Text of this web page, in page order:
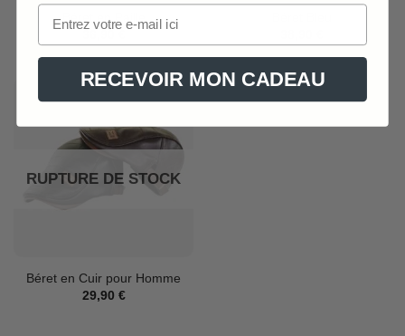
Béret en Paille
RUPTURE DE STOCK
Béret en Cuir pour Homme
29,90 €
RECEVOIR MON CADEAU